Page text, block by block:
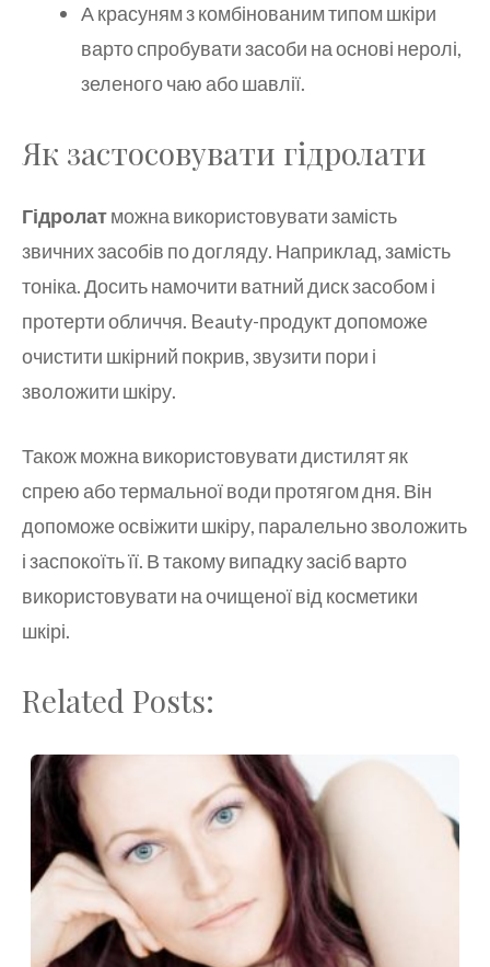
А красуням з комбінованим типом шкіри
варто спробувати засоби на основі неролі,
зеленого чаю або шавлії.
Як застосовувати гідролати
Гідролатможна використовувати замість
звичних засобів по догляду. Наприклад, замість
тоніка. Досить намочити ватний диск засобом і
протерти обличчя. Beauty-продукт допоможе
очистити шкірний покрив, звузити пори і
зволожити шкіру.
Також можна використовувати дистилят як
спрею або термальної води протягом дня. Він
допоможе освіжити шкіру, паралельно зволожить
і заспокоїть її. В такому випадку засіб варто
використовувати на очищеної від косметики
шкірі.
Related Posts: